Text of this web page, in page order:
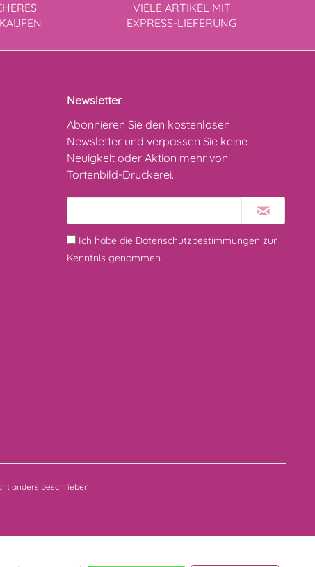
VIELE ARTIKEL MIT
EXPRESS-LIEFERUNG
Newsletter
Abonnieren Sie den kostenlosen
Newsletter und verpassen Sie keine
Neuigkeit oder Aktion mehr von
Tortenbild-Druckerei.
Ich habe die Datenschutzbestimmungen zur
Kenntnis genommen.
anders beschrieben